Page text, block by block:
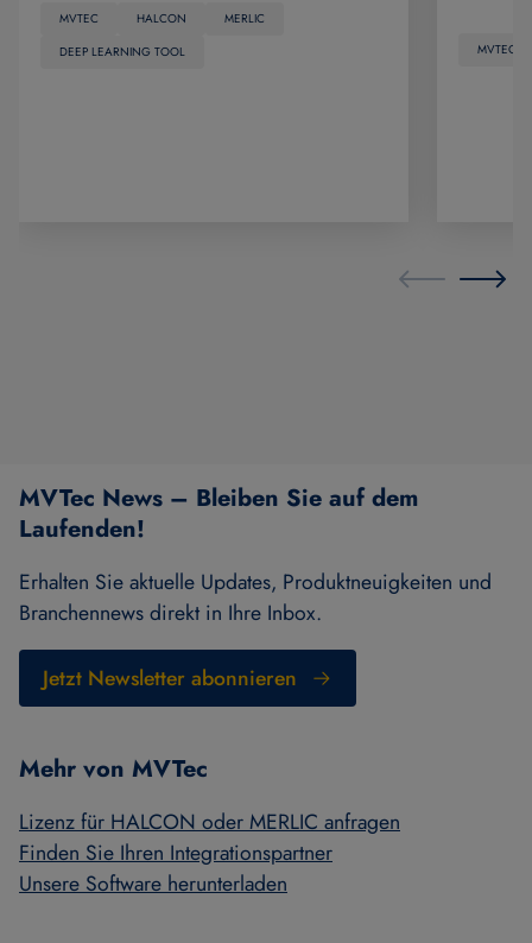
MVTEC HALCON
MERLIC
DEEP LEARNING TOOL
MVTEC
MVTec News – Bleiben Sie auf dem
Laufenden!
Erhalten Sie aktuelle Updates, Produktneuigkeiten und
Branchennews direkt in Ihre Inbox.
Jetzt Newsletter abonnieren
Mehr von MVTec
Lizenz für HALCON oder MERLIC anfragen
Finden Sie Ihren Integrationspartner
Unsere Software herunterladen